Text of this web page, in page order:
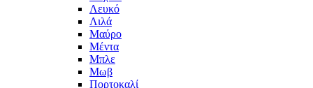
Λευκό
Λιλά
Μαύρο
Μέντα
Μπλε
Μωβ
Πορτοκαλί